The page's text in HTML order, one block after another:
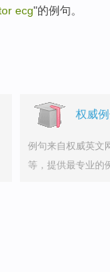
ecg"的例句。
权威
例句来自权威英文
等，提供最专业的